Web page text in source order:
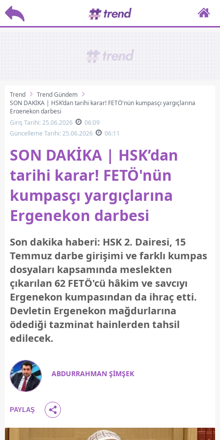
Trend
Trend Gündem
SON DAKİKA | HSK’dan tarihi karar! FETÖ'nün kumpasçı yargıçlarına
Ergenekon darbesi
Giriş Tarihi: 25.06.2026
06:09
Güncelleme Tarihi: 25.06.2026
06:11
SON DAKİKA | HSK’dan
tarihi karar! FETÖ'nün
kumpasçı yargıçlarına
Ergenekon darbesi
Son dakika haberi: HSK 2. Dairesi, 15
Temmuz darbe girişimi ve farklı kumpas
dosyaları kapsamında meslekten
çıkarılan 62 FETÖ'cü hâkim ve savcıyı
Ergenekon kumpasından da ihraç etti.
Devletin Ergenekon mağdurlarına
ödediği tazminat hainlerden tahsil
edilecek.
ABDURRAHMAN ŞİMŞEK
PAYLAŞ